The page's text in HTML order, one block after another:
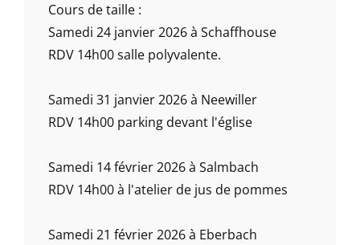
Cours de taille :
Samedi 24 janvier 2026 à Schaffhouse
RDV 14h00 salle polyvalente.
Samedi 31 janvier 2026 à Neewiller
RDV 14h00 parking devant l'église
Samedi 14 février 2026 à Salmbach
RDV 14h00 à l'atelier de jus de pommes
Samedi 21 février 2026 à Eberbach